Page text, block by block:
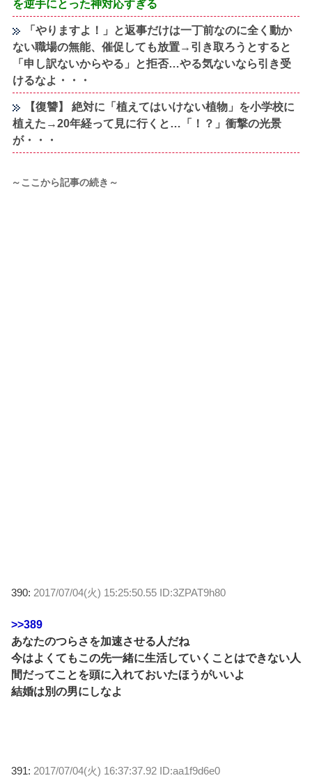
を逆手にとった神対応すぎる
「やりますよ！」と返事だけは一丁前なのに全く動か
ない職場の無能、催促しても放置→引き取ろうとすると
「申し訳ないからやる」と拒否…やる気ないなら引き受
けるなよ・・・
【復讐】 絶対に「植えてはいけない植物」を小学校に
植えた→20年経って見に行くと…「！？」衝撃の光景
が・・・
～ここから記事の続き～
390: 2017/07/04(火) 15:25:50.55 ID:3ZPAT9h80
>>389
あなたのつらさを加速させる人だね
今はよくてもこの先一緒に生活していくことはできない人
間だってことを頭に入れておいたほうがいいよ
結婚は別の男にしなよ
391: 2017/07/04(火) 16:37:37.92 ID:aa1f9d6e0